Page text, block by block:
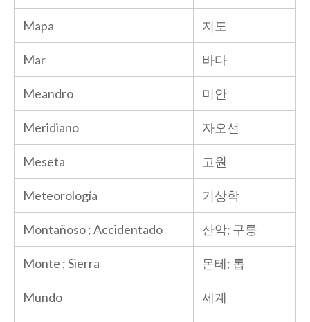
Mapa 지도
Mar 바다
Meandro 미안
Meridiano 자오선
Meseta 고원
Meteorología 기상학
Montañoso ; Accidentado 산악; 구릉
Monte ; Sierra 몬테; 톱
Mundo 세계